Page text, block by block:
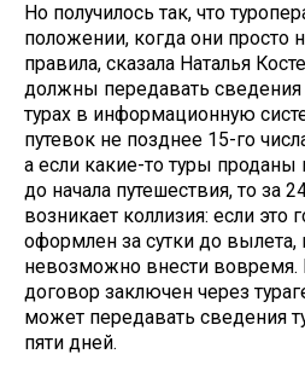
Но получилось так, что
положении, когда они просто
правила, сказала Наталья
должны передавать
турах в информационную
путевок не позднее 15-го
а если какие-то туры
до начала путешествия, то за
возникает коллизия: если это
оформлен за сутки до
невозможно внести вовремя.
договор заключен через
может передавать сведения
пяти дней.